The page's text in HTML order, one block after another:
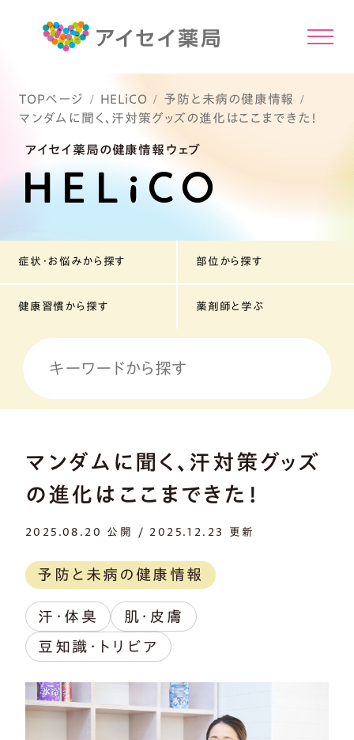
TOPページ HELiCO
予防と未病の健康情報
マンダムに聞く、汗対策グッズの進化はここまできた！
アイセイ薬局の健康情報ウェブ
症状・お悩みから探す 部位から探す
健康習慣から探す 薬剤師と学ぶ
マンダムに聞く、汗対策グッズ
の進化はここまできた！
2025.08.20 公開 / 2025.12.23 更新
予防と未病の健康情報
汗・体臭
肌・皮膚
豆知識・トリビア